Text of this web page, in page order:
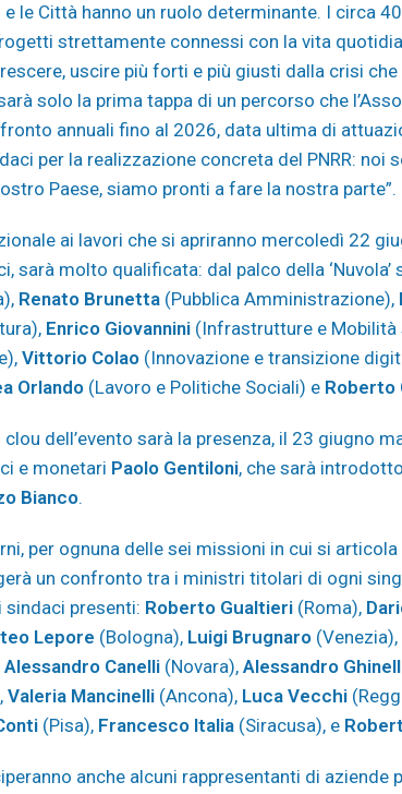
e le Città hanno un ruolo determinante. I circa
strettamente connessi con la vita
uscire più forti e più giusti dalla crisi
solo la prima tappa di un percorso che
annuali fino al 2026, data ultima di
per la realizzazione concreta del PNRR:
Paese, siamo pronti a fare la nostra parte”.
ai lavori che si apriranno mercoledì 22
sarà molto qualificata: dal palco della ‘Nuvola’
Renato Brunetta (Pubblica Amministrazione),
Enrico Giovannini (Infrastrutture e Mobilità
Vittorio Colao (Innovazione e transizione
Orlando (Lavoro e Politiche Sociali) e Roberto
dell’evento sarà la presenza, il 23 giugno
e monetari Paolo Gentiloni, che sarà
Bianco.
per ognuna delle sei missioni in cui si
un confronto tra i ministri titolari di ogni
sindaci presenti: Roberto Gualtieri (Roma),
Lepore (Bologna), Luigi Brugnaro (Venezia),
Alessandro Canelli (Novara),Alessandro
Valeria Mancinelli (Ancona), Luca Vecchi
(Pisa), Francesco Italia (Siracusa), e
anche alcuni rappresentanti di